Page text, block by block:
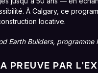
À Calgary, ce
locative.
Earth Builders, programme
PREUVE PAR